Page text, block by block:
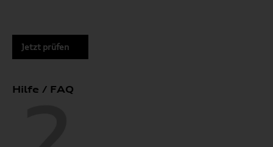
Jetzt prüfen
Hilfe / FAQ